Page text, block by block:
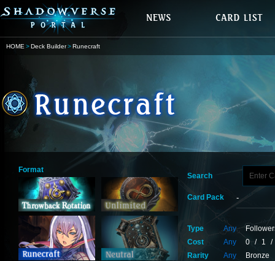
HOME Deck Builder Runecraft
Format
Search
Card Pack
Type Any
Cost
Any 0 / 1
/
Rarity
Any Bronze